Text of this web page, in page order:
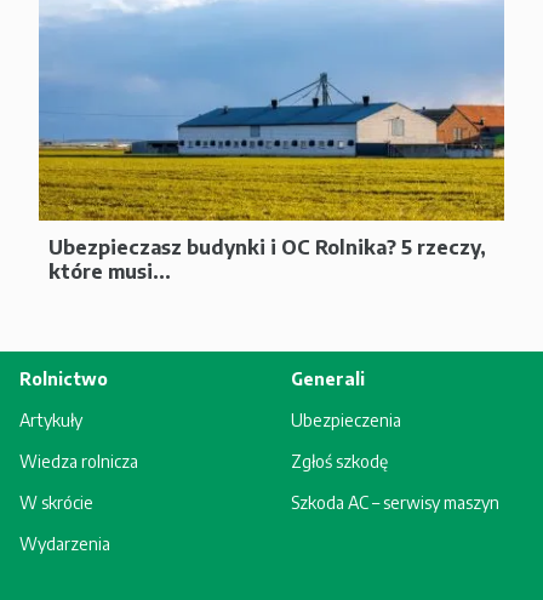
Ubezpieczasz budynki i OC Rolnika? 5 rzeczy,
które musi...
Rolnictwo
Artykuły
Wiedza rolnicza
W skrócie
Wydarzenia
Generali
Ubezpieczenia
Zgłoś szkodę
Szkoda AC – serwisy maszyn